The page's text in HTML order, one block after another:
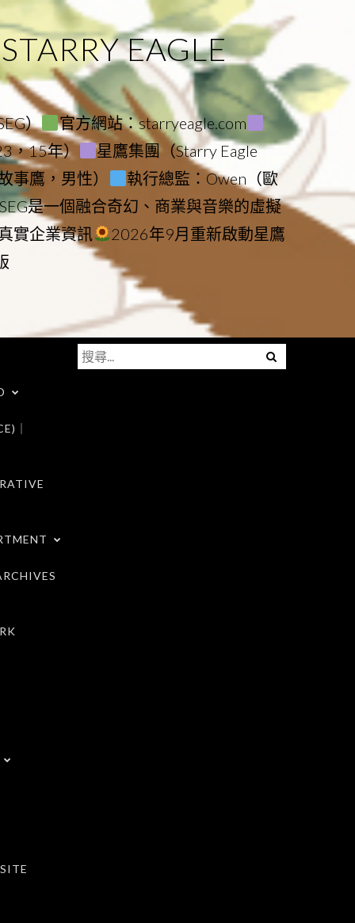
EAGLE
）
官方網站：starryeagle.com
，15年）
星鷹集團（Starry Eagle
事鷹，男性）
執行總監：Owen（歐
是一個融合奇幻、商業與音樂的虛擬
實企業資訊
2026年9月重新啟動星鷹
｜
Menu
搜
尋